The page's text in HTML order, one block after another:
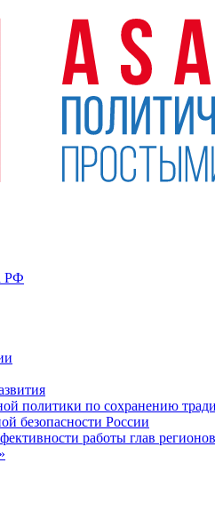
РФ
политики по сохранению
безопасности России
работы глав